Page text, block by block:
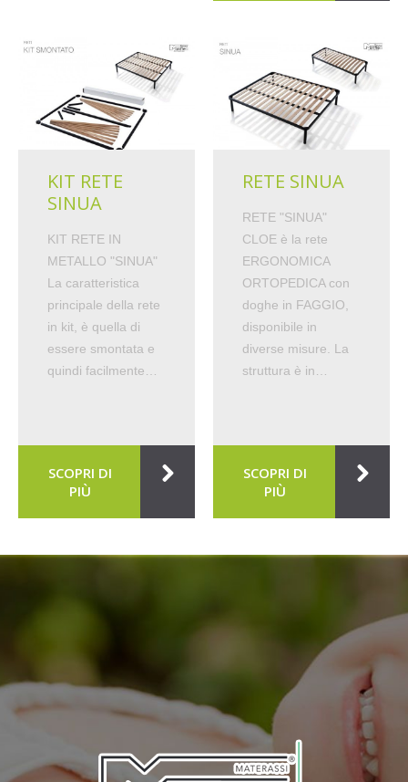
KIT RETE
SINUA
KIT RETE IN
METALLO "SINUA"
La caratteristica
principale della rete
in kit, è quella di
essere smontata e
quindi facilmente…
SCOPRI DI
PIÙ
RETE SINUA
RETE "SINUA"
CLOE è la rete
ERGONOMICA
ORTOPEDICA con
doghe in FAGGIO,
disponibile in
diverse misure. La
struttura è in…
SCOPRI DI
PIÙ